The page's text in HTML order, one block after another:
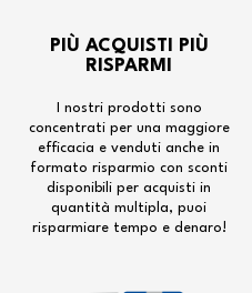
PIÙ ACQUISTI PIÙ
RISPARMI
I nostri prodotti sono
concentrati per una maggiore
efficacia e venduti anche in
formato risparmio con sconti
disponibili per acquisti in
quantità multipla, puoi
risparmiare tempo e denaro!